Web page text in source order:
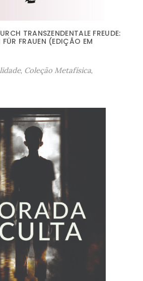
TRANSZENDENTALE FREUDE:
FRAUEN (EDIÇÃO EM A
, Coleção Metafísica,